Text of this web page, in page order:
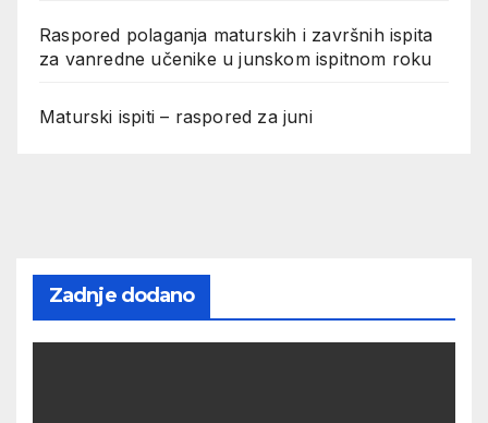
Raspored polaganja maturskih i završnih ispita
za vanredne učenike u junskom ispitnom roku
Maturski ispiti – raspored za juni
Zadnje dodano